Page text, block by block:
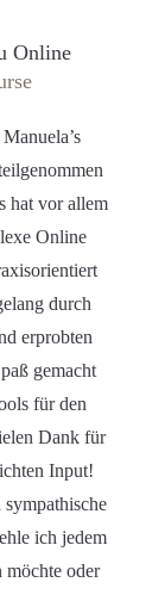
Online
hat vor allem
Online
durch
erprobten
gemacht
für den
Dank für
Input!
ich jedem
möchte oder